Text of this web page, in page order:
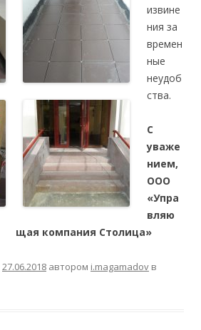
извине
ния за
времен
ные
неудоб
ства.
С
уваже
нием,
ООО
«Упра
вляю
щая компания Столица»
27.06.2018 автором i.magamadov в